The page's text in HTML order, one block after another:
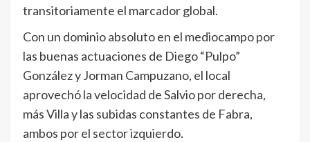
transitoriamente el marcador global.
Con un dominio absoluto en el mediocampo por
las buenas actuaciones de Diego “Pulpo”
González y Jorman Campuzano, el local
aprovechó la velocidad de Salvio por derecha,
más Villa y las subidas constantes de Fabra,
ambos por el sector izquierdo.